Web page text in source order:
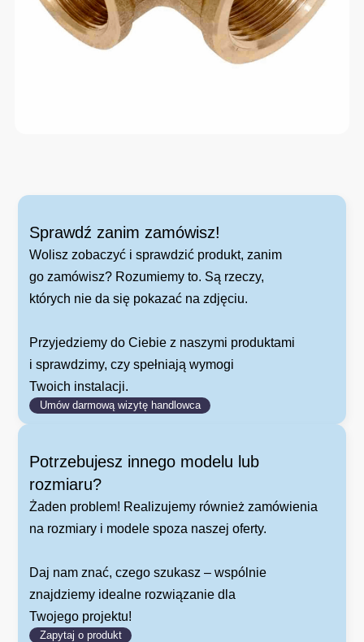
Sprawdź zanim zamówisz!
Wolisz zobaczyć i sprawdzić produkt, zanim
go zamówisz? Rozumiemy to. Są rzeczy,
których nie da się pokazać na zdjęciu.
Przyjedziemy do Ciebie z naszymi produktami
i sprawdzimy, czy spełniają wymogi
Twoich instalacji.
Umów darmową wizytę handlowca
Potrzebujesz innego modelu lub
rozmiaru?
Żaden problem! Realizujemy również zamówienia
na rozmiary i modele spoza naszej oferty.
Daj nam znać, czego szukasz – wspólnie
znajdziemy idealne rozwiązanie dla
Twojego projektu!
Zapytaj o produkt